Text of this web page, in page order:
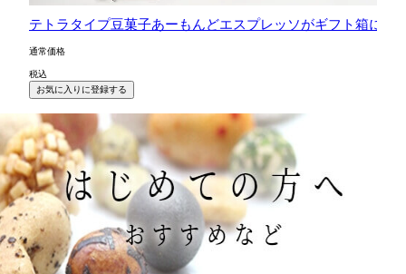
テトラタイプ豆菓子あーもんどエスプレッソがギフト箱に5
通常価格
税込
お気に入りに登録する